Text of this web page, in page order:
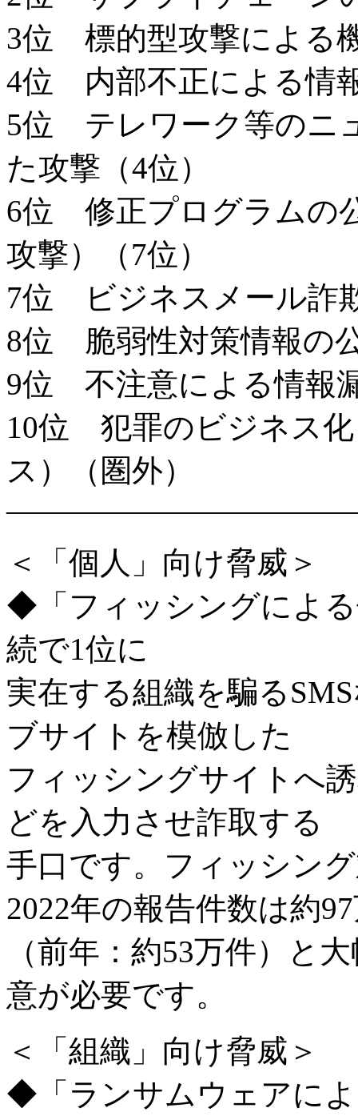
3位 標的型攻撃による
4位 内部不正による情
5位 テレワーク等のニ
た攻撃（4位）
6位 修正プログラムの
攻撃）（7位）
7位 ビジネスメール詐
8位 脆弱性対策情報の
9位 不注意による情報
10位 犯罪のビジネス
ス）（圏外）
＜「個人」向け脅威＞
◆「フィッシングによ
続で1位に
実在する組織を騙る
ブサイトを模倣した
フィッシングサイトへ
どを入力させ詐取する
手口です。フィッシン
2022年の報告件数は約
（前年：約53万件）と
意が必要です。
＜「組織」向け脅威＞
◆「ランサムウェアに